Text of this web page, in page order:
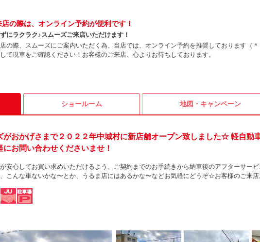
店の際は、オンライン予約が便利です！
にラクラク♪スムーズご来店いただけます！
の際、スムーズにご案内いただく為、当店では、オンライン予約を推奨しております（
て現車をご確認ください！お客様のご来店、心よりお待ちしております。
ショールーム 地図・ キャンペーン
おかげさまで２０２２年中城村に新店舗オープン致しました☆ 軽自動
お問い合わせくださいませ！
安心してお買い求めいただけるよう、ご契約までのお手続きから納車後のアフターサー
こんな車ないかな〜とか、うるま店にはあるかな〜などお気軽にどうぞ☆お客様のご来